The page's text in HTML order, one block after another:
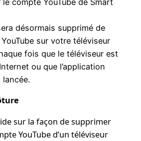
désormais supprimé de
YouTube sur votre téléviseur
fois que le téléviseur est
ou que l’application
lancée.
sur la façon de supprimer
YouTube d’un téléviseur